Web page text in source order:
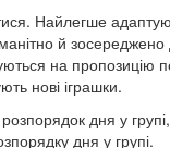
Найлегше
й зосереджено
на пропозицію
нові іграшки.
дня у
дня у групі.